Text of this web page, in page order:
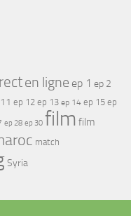
en ligne ep 1 ep 2
ep 12 ep 13 ep 14 ep 15 ep
ep 28 ep 30 film film
match
Syria